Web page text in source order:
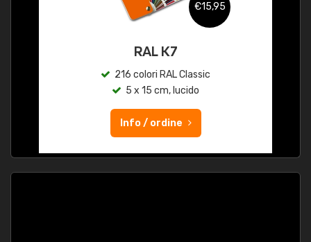
€15,95
RAL K7
216 colori RAL Classic
5 x 15 cm, lucido
Info / ordine